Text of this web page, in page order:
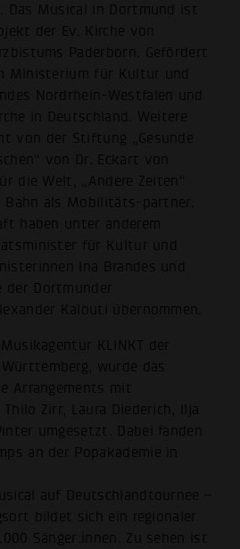
Das Musical in Dortmund ist
der Ev. Kirche von
Paderborn. Gefördert
Ministerium für Kultur und
Nordrhein-Westfalen und
in Deutschland. Weitere
von der Stiftung „Gesunde
von Dr. Eckart von
die Welt, „Andere Zeiten“
Bahn als Mobilitäts-partner.
haben unter anderem
für Kultur und
Ina Brandes und
der Dortmunder
Kalouti übernommen.
KLINKT der
wurde das
Arrangements mit
Zirr, Laura Diederich, Ilja
umgesetzt. Dabei fanden
an der Popakademie in
auf Deutschlandtournee –
bildet sich ein regionaler
Sänger:innen. Zu sehen ist